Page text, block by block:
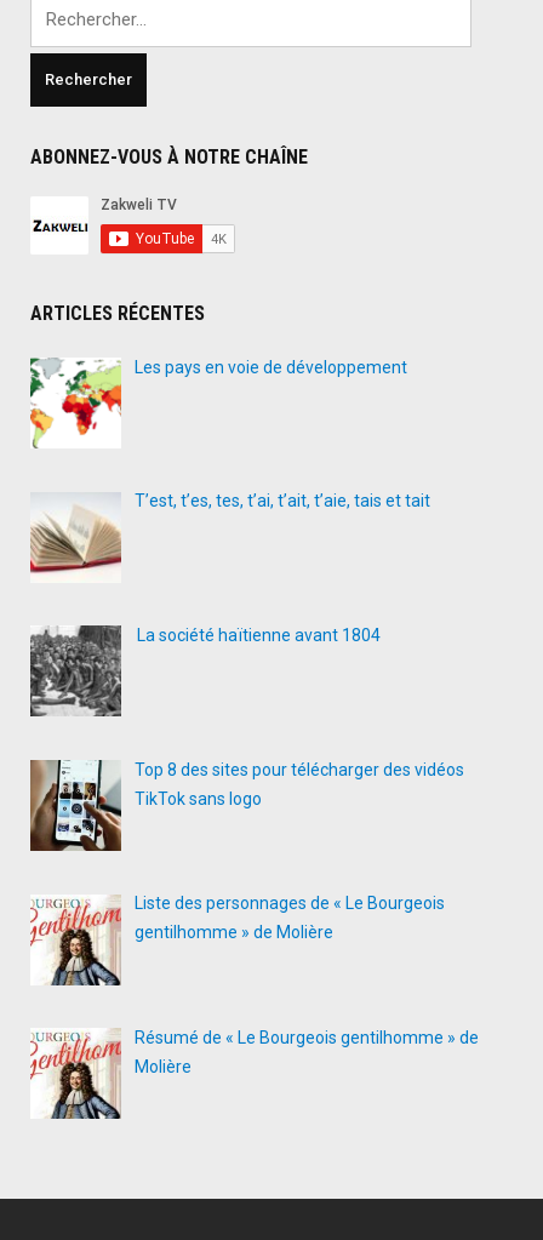
ABONNEZ-VOUS À NOTRE CHAÎNE
ARTICLES RÉCENTES
Les pays en voie de développement
T’est, t’es, tes, t’ai, t’ait, t’aie, tais et tait
La société haïtienne avant 1804
Top 8 des sites pour télécharger des vidéos
TikTok sans logo
Liste des personnages de « Le Bourgeois
gentilhomme » de Molière
Résumé de « Le Bourgeois gentilhomme » de
Molière